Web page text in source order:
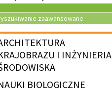
zaawansowane
I INŻYNIERIA
BIOLOGICZNE